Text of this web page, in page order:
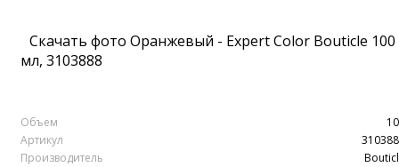
Скачать фото Оранжевый - Expert Color Bouticle 100
мл, 3103888
Объем
Артикул
Производитель